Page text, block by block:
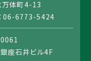
万体町4-13
06-6773-5424
座石井ビル4F